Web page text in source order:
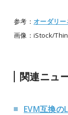
参考： オーダリ
画像：iStock/
関連ニュ
EVM互換